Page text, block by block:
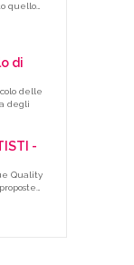
quello…
di
delle
degli
-
Quality